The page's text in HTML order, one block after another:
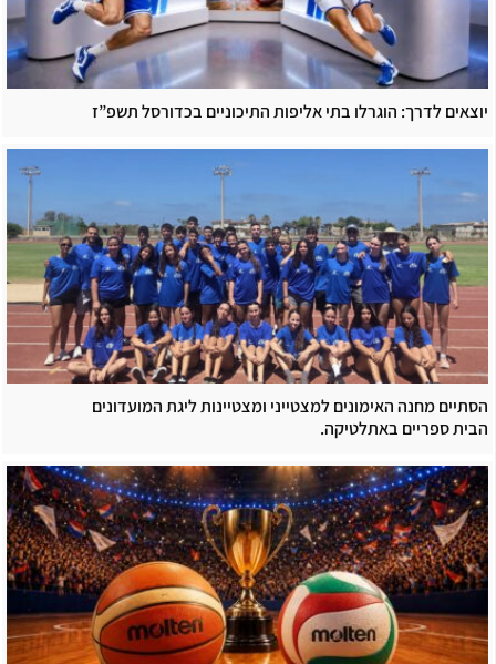
יוצאים לדרך: הוגרלו בתי אליפות התיכוניים בכדורסל תשפ”ז
הסתיים מחנה האימונים למצטייני ומצטיינות ליגת המועדונים
הבית ספריים באתלטיקה.